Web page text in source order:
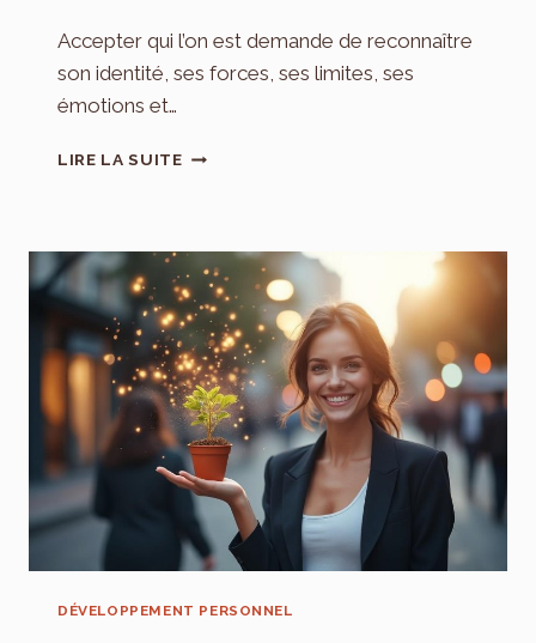
Accepter qui l’on est demande de reconnaître
son identité, ses forces, ses limites, ses
émotions et…
LIRE LA SUITEL’ACCEPTATION
CLÉ
DE
L’ÉPANOUISSEMENT
PERSONNEL
DÉVELOPPEMENT PERSONNEL